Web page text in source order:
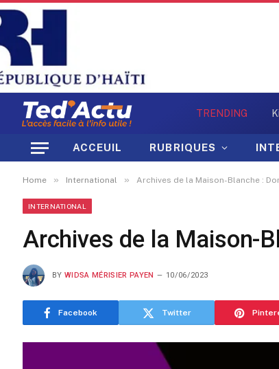
TRENDING
ACCEUIL RUBRIQUES
Home » International » Archives de la Maison-Blanche :
INTERNATIONAL
Archives de la Maison-
BY WIDSA MÉRISIER PAYEN 10/06/2023
Facebook Twitter